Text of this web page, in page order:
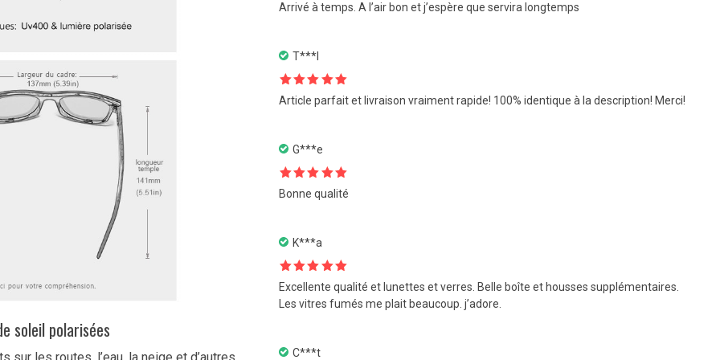
soleil polarisées
les routes, l’eau, la neige et d’autres
Note5 sur
5Arrivé à temps. A l’air bon et j’espère que servira longtemps
T***l
Note 5 sur
5Article parfait et livraison vraiment rapide! 100% identique à la description! Merci!
G***e
Note 5 sur
5Bonne qualité
K***a
Note5sur
5Excellente qualité et lunettes et verres. Belle boîte et housses supplémentaires.
Les vitres fumés me plait beaucoup. j’adore.
C***t